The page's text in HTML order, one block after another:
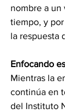
nombre a un
tiempo, y
la respuesta
Enfocando
Mientras la
continúa en
del Instituto